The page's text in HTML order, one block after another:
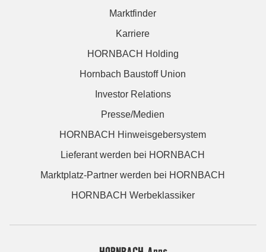
Marktfinder
Karriere
HORNBACH Holding
Hornbach Baustoff Union
Investor Relations
Presse/Medien
HORNBACH Hinweisgebersystem
Lieferant werden bei HORNBACH
Marktplatz-Partner werden bei HORNBACH
HORNBACH Werbeklassiker